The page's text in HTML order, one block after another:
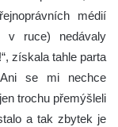
médií
v ruce) nedávaly
získala tahle parta
se mi nechce
trochu přemýšleli
a tak zbytek je